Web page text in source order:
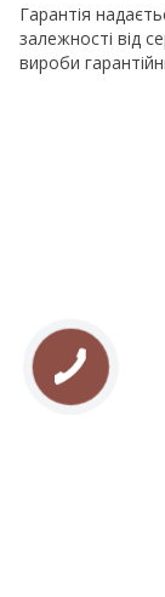
Гарантія
залежності від
вироби